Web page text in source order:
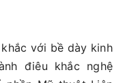
với bề dày kinh
điêu khắc nghệ